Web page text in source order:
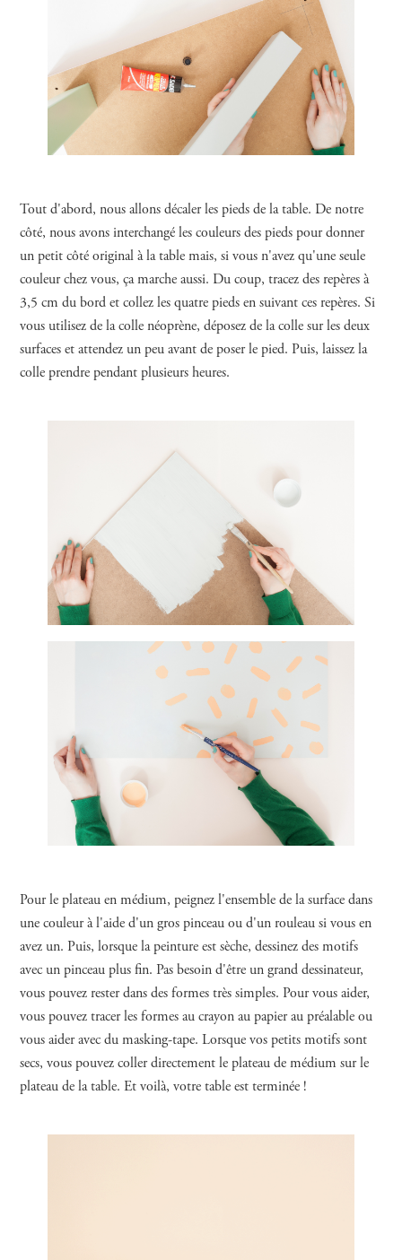
Tout d'abord, nous allons décaler les pieds de la table. De notre
côté, nous avons interchangé les couleurs des pieds pour donner
un petit côté original à la table mais, si vous n'avez qu'une seule
couleur chez vous, ça marche aussi. Du coup, tracez des repères à
3,5 cm du bord et collez les quatre pieds en suivant ces repères. Si
vous utilisez de la colle néoprène, déposez de la colle sur les deux
surfaces et attendez un peu avant de poser le pied. Puis, laissez la
colle prendre pendant plusieurs heures.
Pour le plateau en médium, peignez l'ensemble de la surface dans
une couleur à l'aide d'un gros pinceau ou d'un rouleau si vous en
avez un. Puis, lorsque la peinture est sèche, dessinez des motifs
avec un pinceau plus fin. Pas besoin d'être un grand dessinateur,
vous pouvez rester dans des formes très simples. Pour vous aider,
vous pouvez tracer les formes au crayon au papier au préalable ou
vous aider avec du masking-tape. Lorsque vos petits motifs sont
secs, vous pouvez coller directement le plateau de médium sur le
plateau de la table. Et voilà, votre table est terminée !